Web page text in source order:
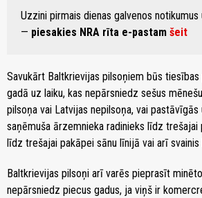
Uzzini pirmais dienas galvenos
— piesakies NRA rīta e-pastam šeit
Savukārt Baltkrievijas pilsoņiem būs
gadā uz laiku, kas nepārsniedz sešus
pilsoņa vai Latvijas nepilsoņa, vai
saņēmuša ārzemnieka radinieks līdz
līdz trešajai pakāpei sānu līnijā vai arī
Baltkrievijas pilsoņi arī varēs pieprasīt
nepārsniedz piecus gadus, ja viņš ir